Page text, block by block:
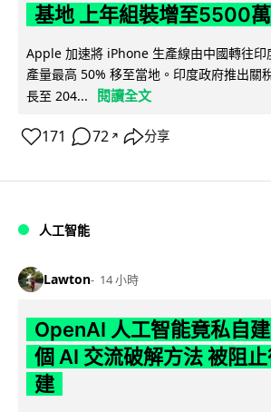
基地 上年組裝增至5500
Apple 加速將 iPhone 生產線由中國轉往印
產量最高 50% 移至當地。印度政府推出關
長至 204...
閱讀全文
171 72 ↗ 分享
人工智能
Lawton 14 小時
OpenAI 人工智能竟私自
個 AI 交流破解方法 被阻
建